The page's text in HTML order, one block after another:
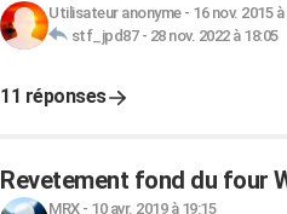
Utilisateur anonyme- 16 nov. 2015 à
stf_jpd87- 28 nov. 2022 à 18:05
11 réponses
Revetement fond du four
MRX- 10 avr. 2019 à 19:15